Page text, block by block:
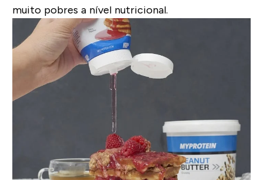
muito pobres a nível nutricional.